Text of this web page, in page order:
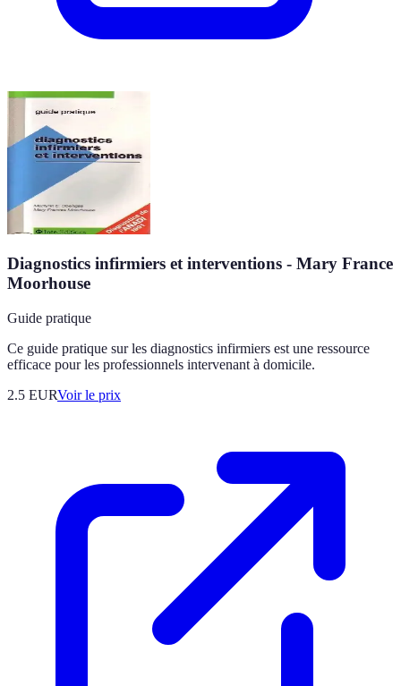
Diagnostics infirmiers et interventions - Mary France
Moorhouse
Guide pratique
Ce guide pratique sur les diagnostics infirmiers est une ressource
efficace pour les professionnels intervenant à domicile.
2.5 EURVoir le prix